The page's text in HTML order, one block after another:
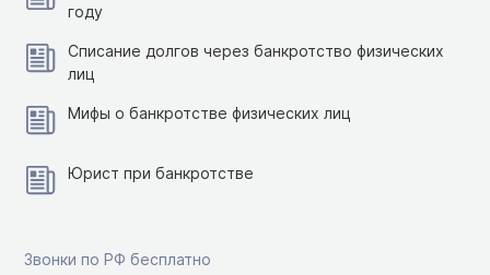
году
Списание долгов через банкротство физических
лиц
Мифы о банкротстве физических лиц
Юрист при банкротстве
Звонки по РФ бесплатно